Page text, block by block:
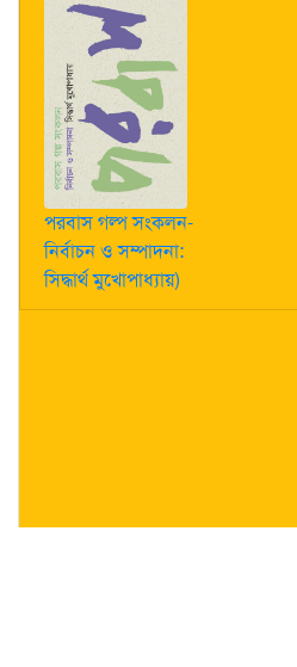
পরবাস গল্প সংকলন-
নির্বাচন ও সম্পাদনা:
সিদ্ধার্থ মুখোপাধ্যায়)